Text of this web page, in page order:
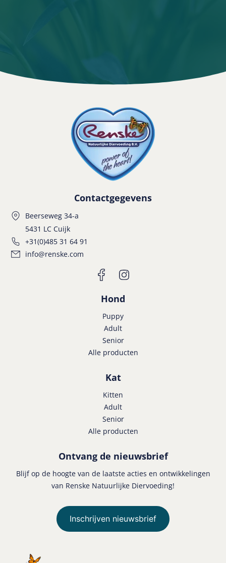
Contactgegevens
Beerseweg 34-a
5431 LC Cuijk
+31(0)485 31 64 91
info@renske.com
Hond
Puppy
Adult
Senior
Alle producten
Kat
Kitten
Adult
Senior
Alle producten
Ontvang de nieuwsbrief
Blijf op de hoogte van de laatste acties en ontwikkelingen
van Renske Natuurlijke Diervoeding!
Inschrijven nieuwsbrief